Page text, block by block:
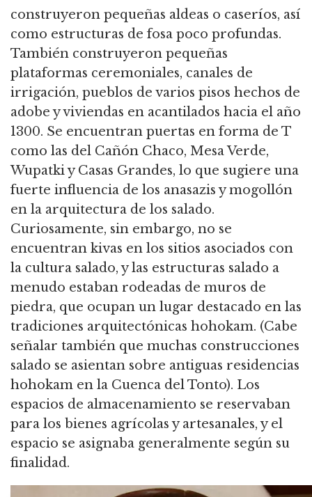
construyeron pequeñas aldeas o caseríos, así
como estructuras de fosa poco profundas.
También construyeron pequeñas
plataformas ceremoniales, canales de
irrigación, pueblos de varios pisos hechos de
adobe y viviendas en acantilados hacia el año
1300. Se encuentran puertas en forma de T
como las del Cañón Chaco, Mesa Verde,
Wupatki y Casas Grandes, lo que sugiere una
fuerte influencia de los anasazis y mogollón
en la arquitectura de los salado.
Curiosamente, sin embargo, no se
encuentran kivas en los sitios asociados con
la cultura salado, y las estructuras salado a
menudo estaban rodeadas de muros de
piedra, que ocupan un lugar destacado en las
tradiciones arquitectónicas hohokam. (Cabe
señalar también que muchas construcciones
salado se asientan sobre antiguas residencias
hohokam en la Cuenca del Tonto). Los
espacios de almacenamiento se reservaban
para los bienes agrícolas y artesanales, y el
espacio se asignaba generalmente según su
finalidad.